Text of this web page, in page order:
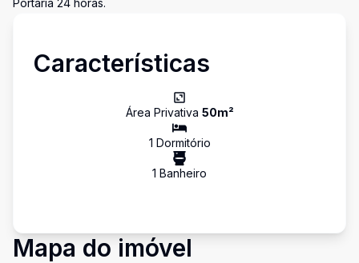
Portaria 24 horas.
Características
Área Privativa 50m²
1 Dormitório
1 Banheiro
Mapa do imóvel